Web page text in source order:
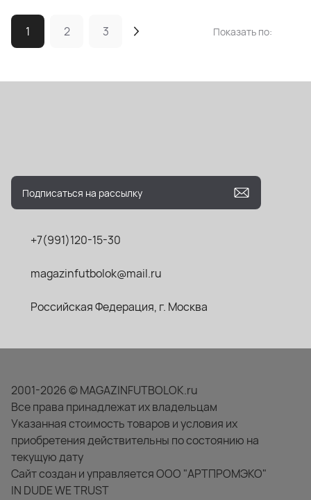
1 2 3 Показать по:
+7(991)120-15-30
magazinfutbolok@mail.ru
Российская Федерация, г. Москва
2001-2026 © MAGAZINFUTBOLOK.ru
Все права принадлежат их владельцам
Указанная стоимость товаров и условия их
приобретения действительны по состоянию на
текущую дату
Сайт создан и управляется ООО "АРТПРОМЭКО"
IN DUDE WE TRUST